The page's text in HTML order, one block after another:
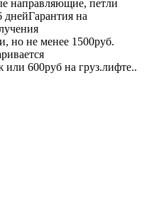
направляющие, петли
днейГарантия на
но не менее 1500руб.
или 600руб на груз.лифте..